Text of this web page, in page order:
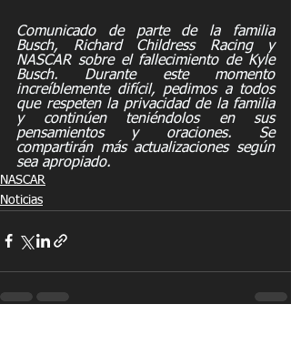
Comunicado de parte de la familia
Busch, Richard Childress Racing y
NASCAR sobre el fallecimiento de Kyle
Busch. Durante este momento
increíblemente difícil, pedimos a todos
que respeten la privacidad de la familia
y continúen teniéndolos en sus
pensamientos y oraciones. Se
compartirán más actualizaciones según
sea apropiado.
NASCAR
Noticias